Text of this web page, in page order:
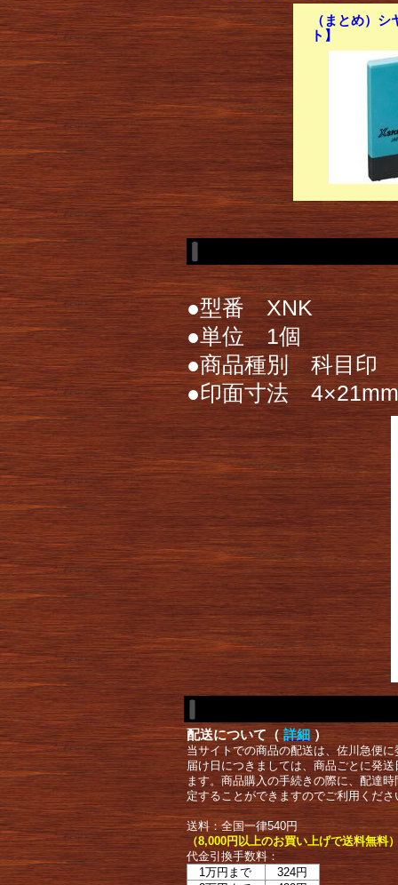
（まとめ）
ト】
●型番 XNK
●単位 1個
●商品種別 科目印
●印面寸法 4×21mm
配送について（ 詳細 ）
当サイトでの商品の配送は、佐川急便
届け日につきましては、商品ごとに発
ます。商品購入の手続きの際に、配達
定することができますのでご利用くださ
送料：全国一律540円
（8,000円以上のお買い上げで送料無料
代金引換手数料：
1万円まで
324円